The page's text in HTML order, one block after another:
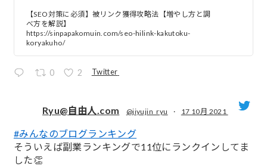
【SEO対策に必須】被リンク獲得攻略法【増やし方と調
べ方を解説】
https://sinpapakomuin.com/seo-hilink-kakutoku-
koryakuho/
0 2 Twitter
;
Ryu@自由人.com @jiyujin_ryu · 17 10月 2021
#みんなのブログランキング
そういえば副業ランキングで11位にランクインしてま
した👏